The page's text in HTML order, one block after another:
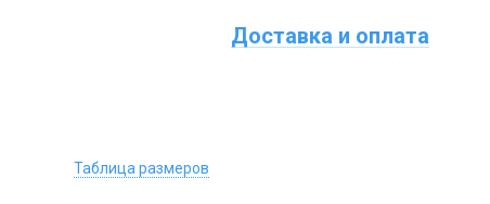
Таблица размеров
Доставка и оплата